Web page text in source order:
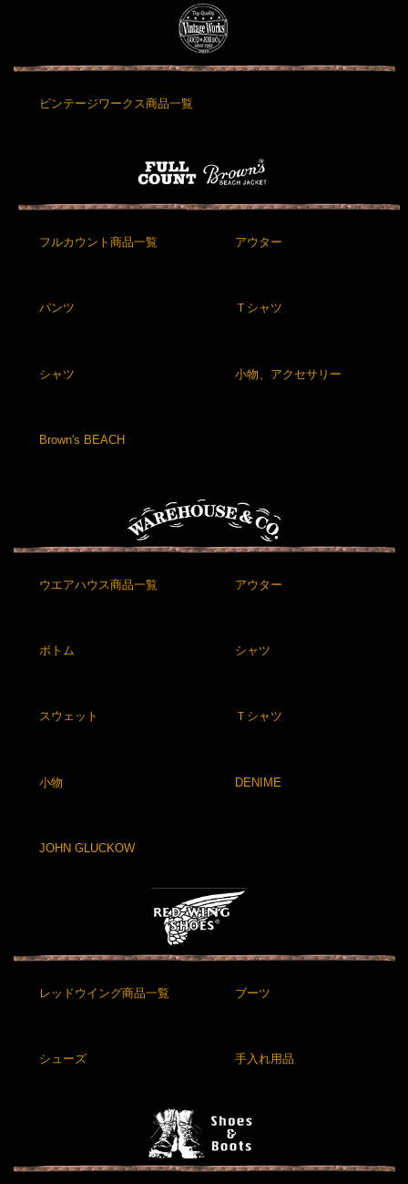
ビンテージワークス商品一覧
フルカウント商品一覧 アウター
パンツ Ｔシャツ
シャツ 小物、アクセサリー
Brown's BEACH
ウエアハウス商品一覧 アウター
ボトム シャツ
スウェット Ｔシャツ
小物 DENIME
JOHN GLUCKOW
レッドウイング商品一覧 ブーツ
シューズ 手入れ用品